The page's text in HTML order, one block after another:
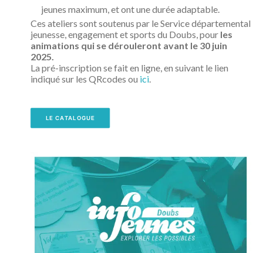
jeunes maximum, et ont une durée adaptable.
Ces ateliers sont soutenus par le Service départemental
jeunesse, engagement et sports du Doubs, pour les
animations qui se dérouleront avant le 30 juin
2025.
La pré-inscription se fait en ligne, en suivant le lien
indiqué sur les QRcodes ou ici.
LE CATALOGUE